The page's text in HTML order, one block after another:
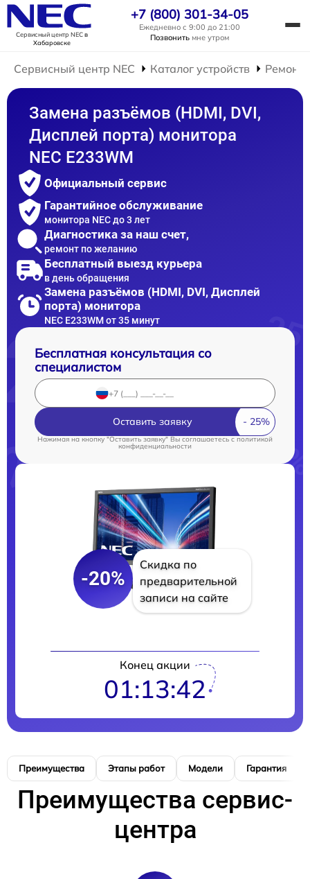
Сервисный центр NECв
Хабаровске
+7 (800) 301-34-05
Ежедневно с 9:00 до 21:00
Позвонить мне утром
Сервисный центр NEC Каталог устройств Ремонт
Замена разъёмов (HDMI, DVI,
Дисплей порта) монитора
NEC E233WM
Официальный сервис
Гарантийное обслуживание
монитора NEC до 3 лет
Диагностика за наш счет,
ремонт по желанию
Бесплатный выезд курьера
в день обращения
Замена разъёмов (HDMI, DVI, Дисплей
порта) монитора
NEC E233WM от 35 минут
Бесплатная консультация со
специалистом
Оставить заявку
Нажимая на кнопку "Оставить заявку" Вы соглашаетесь cполитикой
конфиденциальности
-20%
Скидка по
предварительной
записи на сайте
Конец акции
01:13:41
Преимущества Этапы работ Модели Гарантия
Преимущества сервис-
центра